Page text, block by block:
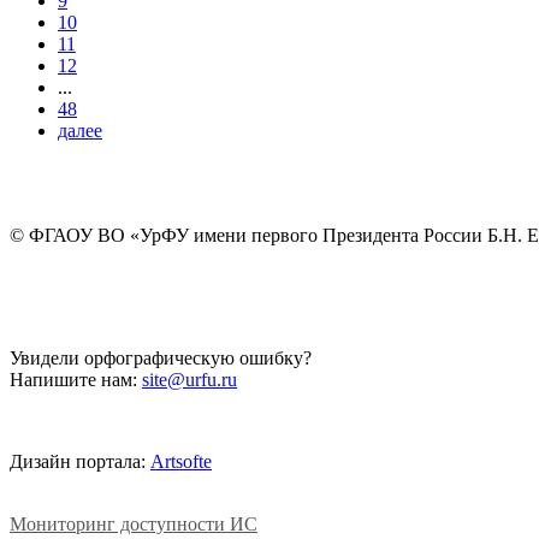
10
11
12
...
48
далее
© ФГАОУ ВО «УрФУ имени первого Президента России Б.Н.
Увидели орфографическую ошибку?
Напишите нам: site@urfu.ru
Дизайн портала: Artsofte
Мониторинг доступности ИС